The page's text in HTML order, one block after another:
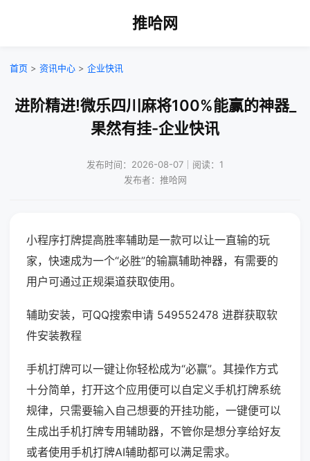
推哈网
首页 > 资讯中心 > 企业快讯
进阶精进!微乐四川麻将100%能赢的神器_
果然有挂-企业快讯
发布时间：2026-08-07｜阅读：1
发布者：推哈网
小程序打牌提高胜率辅助是一款可以让一直输的玩
家，快速成为一个“必胜”的输赢辅助神器，有需要的
用户可通过正规渠道获取使用。
辅助安装，可QQ搜索申请 549552478 进群获取软
件安装教程
手机打牌可以一键让你轻松成为“必赢”。其操作方式
十分简单，打开这个应用便可以自定义手机打牌系统
规律，只需要输入自己想要的开挂功能，一键便可以
生成出手机打牌专用辅助器，不管你是想分享给好友
或者使用手机打牌AI辅助都可以满足需求。